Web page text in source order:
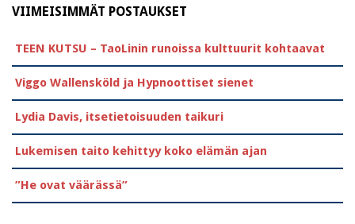
VIIMEISIMMÄT POSTAUKSET
TEEN KUTSU – TaoLinin runoissa kulttuurit kohtaavat
Viggo Wallensköld ja Hypnoottiset sienet
Lydia Davis, itsetietoisuuden taikuri
Lukemisen taito kehittyy koko elämän ajan
”He ovat väärässä”